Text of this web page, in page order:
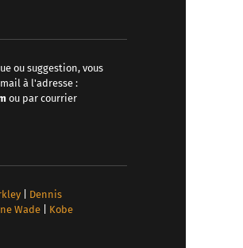
ou suggestion, vous
à l'adresse :
ou par courrier
| Dennis
Wade| Kobe